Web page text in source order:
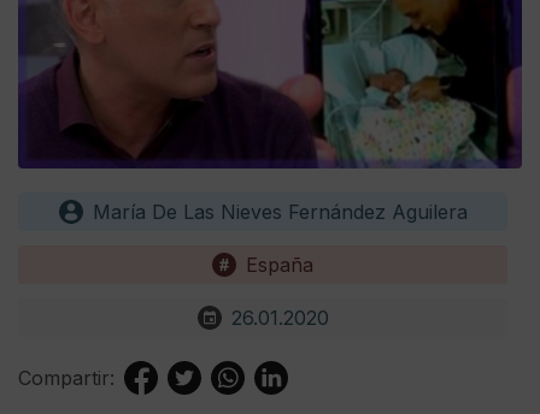
María De Las Nieves Fernández Aguilera
España
26.01.2020
Compartir: